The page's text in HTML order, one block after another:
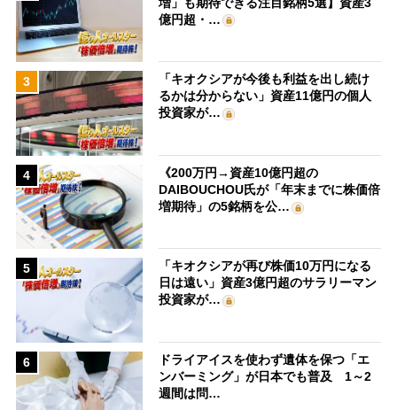
億円超・…
3
「キオクシアが今後も利益を出し続け
るかは分からない」資産11億円の個人
投資家が…
4
《200万円→資産10億円超の
DAIBOUCHOU氏が「年末までに株価倍
増期待」の5銘柄を公…
5
「キオクシアが再び株価10万円になる
日は遠い」資産3億円超のサラリーマン
投資家が…
6
ドライアイスを使わず遺体を保つ「エ
ンバーミング」が日本でも普及 1～2
週間は問…